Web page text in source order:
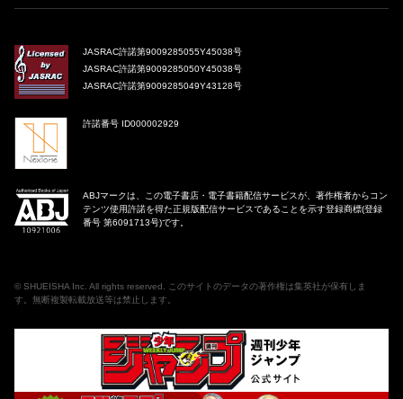
JASRAC許諾第9009285055Y45038号
JASRAC許諾第9009285050Y45038号
JASRAC許諾第9009285049Y43128号
許諾番号 ID000002929
ABJマークは、この電子書店・電子書籍配信サービスが、著作権者からコン
テンツ使用許諾を得た正規版配信サービスであることを示す登録商標(登録
番号 第6091713号)です。
© SHUEISHA Inc . All rights reserved. このサイトのデータの著作権は集英社が保有しま
す。無断複製転載放送等は禁止します。